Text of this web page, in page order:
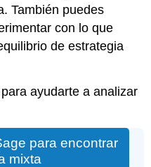
También puedes
con lo que
de estrategia
ayudarte a analizar
para encontrar
mixta